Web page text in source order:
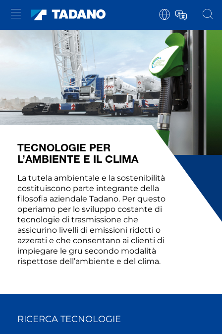
TECNOLOGIE PER
L’AMBIENTE E IL CLIMA
La tutela ambientale e la sostenibilità
costituiscono parte integrante della
filosofia aziendale Tadano. Per questo
operiamo per lo sviluppo costante di
tecnologie di trasmissione che
assicurino livelli di emissioni ridotti o
azzerati e che consentano ai clienti di
impiegare le gru secondo modalità
rispettose dell’ambiente e del clima.
RICERCA TECNOLOGIE